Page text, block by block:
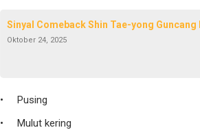
Sinyal Comeback Shin Tae-yong Guncang
Oktober 24, 2025
Pusing
Mulut kering